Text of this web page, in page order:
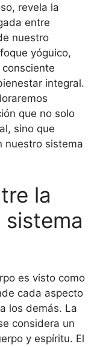
revela la
entre
nuestro
yóguico,
integral.
que no solo
sino que
nuestro sistema
la
es visto como
cada aspecto
los demás. La
considera un
y espíritu. El